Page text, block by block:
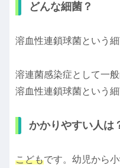
どんな細菌？
溶血性連鎖球菌という細
溶連菌感染症として一
溶血性連鎖球菌という細
かかりやすい人は
こどもです。幼児から